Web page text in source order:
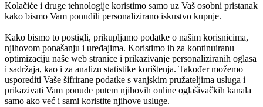
Kolačiće i druge tehnologije koristimo samo uz Vaš osobni pristanak
kako bismo Vam ponudili personalizirano iskustvo kupnje.
Kako bismo to postigli, prikupljamo podatke o našim korisnicima,
njihovom ponašanju i uređajima. Koristimo ih za kontinuiranu
optimizaciju naše web stranice i prikazivanje personaliziranih oglasa
i sadržaja, kao i za analizu statistike korištenja. Također možemo
usporediti Vaše šifrirane podatke s vanjskim pružateljima usluga i
prikazivati Vam ponude putem njihovih online oglašivačkih kanala
samo ako već i sami koristite njihove usluge.